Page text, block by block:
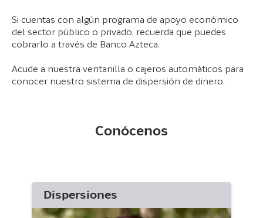
Si cuentas con algún programa de apoyo económico
del sector público o privado, recuerda que puedes
cobrarlo a través de Banco Azteca.
Acude a nuestra ventanilla o cajeros automáticos para
conocer nuestro sistema de dispersión de dinero.
Conócenos
Dispersiones